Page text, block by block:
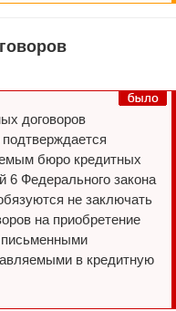
договоров
бюро кредитных
6 Федерального закона
не заключать
на приобретение
письменными
в кредитную